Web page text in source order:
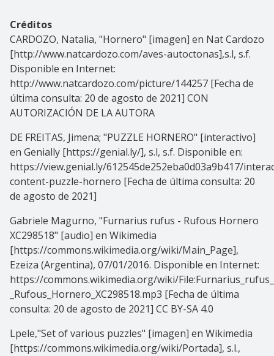
Créditos
CARDOZO, Natalia, "Hornero" [imagen] en Nat Cardozo
[http://www.natcardozo.com/aves-autoctonas],s.l, s.f.
Disponible en Internet:
http://www.natcardozo.com/picture/144257 [Fecha de
última consulta: 20 de agosto de 2021] CON
AUTORIZACIÓN DE LA AUTORA
DE FREITAS, Jimena; "PUZZLE HORNERO" [interactivo]
en Genially [https://genial.ly/], s.l, s.f. Disponible en:
https://view.genial.ly/612545de252eba0d03a9b417/
content-puzzle-hornero [Fecha de última consulta: 20
de agosto de 2021]
Gabriele Magurno, "Furnarius rufus - Rufous Hornero
XC298518" [audio] en Wikimedia
[https://commons.wikimedia.org/wiki/Main_Page],
Ezeiza (Argentina), 07/01/2016. Disponible en Internet:
https://commons.wikimedia.org/wiki/
_Rufous_Hornero_XC298518.mp3 [Fecha de última
consulta: 20 de agosto de 2021] CC BY-SA 4.0
Lpele,"Set of various puzzles" [imagen] en Wikimedia
[https://commons.wikimedia.org/wiki/Portada], s.l.,